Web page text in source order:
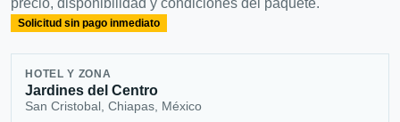
Solicitud sin pago inmediato
HOTEL Y ZONA
Jardines del Centro
San Cristobal, Chiapas, México